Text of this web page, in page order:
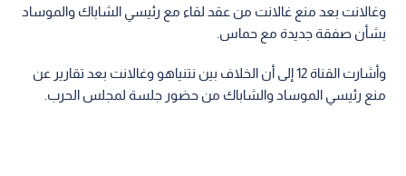
وغالانت بعد منع غالانت من عقد لقاء مع رئيسي الشاباك والموساد
بشأن صفقة جديدة مع حماس.
وأشارت القناة 12 إلى أن الخلاف بين نتنياهو وغالانت بعد تقارير عن
منع رئيسي الموساد والشاباك من حضور جلسة لمجلس الحرب.